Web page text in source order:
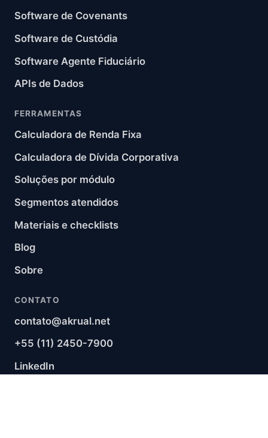
Software de Covenants
Software de Custódia
Software Agente Fiduciário
APIs de Dados
FERRAMENTAS
Calculadora de Renda Fixa
Calculadora de Dívida Corporativa
Soluções por módulo
Segmentos atendidos
Materiais e checklists
Blog
Sobre
CONTATO
contato@akrual.net
+55 (11) 2450-7900
LinkedIn